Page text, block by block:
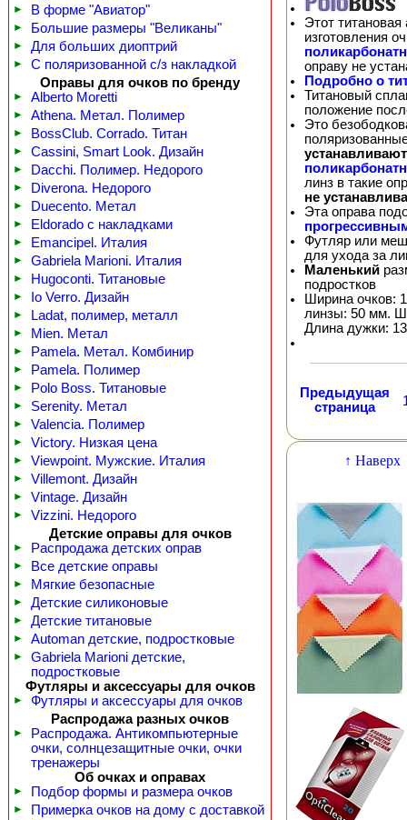
► В форме "Авиатор"
► Большие размеры "Великаны"
► Для больших диоптрий
►
С поляризованной с/з накладкой
Оправы для очков по бренду
► Alberto Moretti
► Athena. Метал. Полимер
► BossClub. Corrado. Титан
► Cassini, Smart Look. Дизайн
► Dacchi. Полимер. Недорого
► Diverona. Недорого
► Duecento. Метал
► Eldorado с накладками
► Emancipel. Италия
► Gabriela Marioni. Италия
► Hugoconti. Титановые
► Io Verro. Дизайн
► Ladat, полимер, металл
► Mien. Метал
► Pamela. Метал. Комбинир
► Pamela. Полимер
► Polo Boss. Титановые
► Serenity. Метал
► Valencia. Полимер
► Victory. Низкая цена
► Viewpoint. Мужские. Италия
► Villemont. Дизайн
► Vintage. Дизайн
►
Vizzini. Недорого
Детские оправы для очков
► Распродажа детских оправ
► Все детские оправы
► Мягкие безопасные
► Детские силиконовые
► Детские титановые
► Automan детские, подростковые
►
Gabriela Marioni детские,
подростковые
Футляры и аксессуары для очков
►
Футляры и аксессуары для очков
Распродажа разных очков
►
Распродажа. Антикомпьютерные
очки, солнцезащитные очки, очки
тренажеры
Об очках и оправах
► Подбор формы и размера очков
► Примерка очков на дому с доставкой
Этот
изготовления
оправу не
Подробно о
Титановый
положение
Это
линз в такие
не
Эта оправа
Футляр или
для ухода за
Маленький
подростков
Ширина очков:
линзы: 50 мм.
Длина дужки:
Предыдущая
страница
↑ Наверх